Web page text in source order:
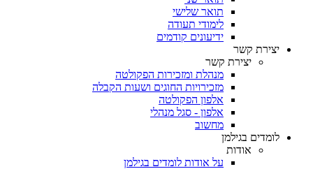
תואר שלישי
לימודי תעודה
ידיעונים קודמים
יצירת קשר
יצירת קשר
מנהלת ומזכירות הפקולטה
מזכירויות החוגים ושעות הקבלה
אלפון הפקולטה
אלפון - סגל מנהלי
מחשוב
לומדים בגילמן
אודות
על אודות לומדים בגילמן